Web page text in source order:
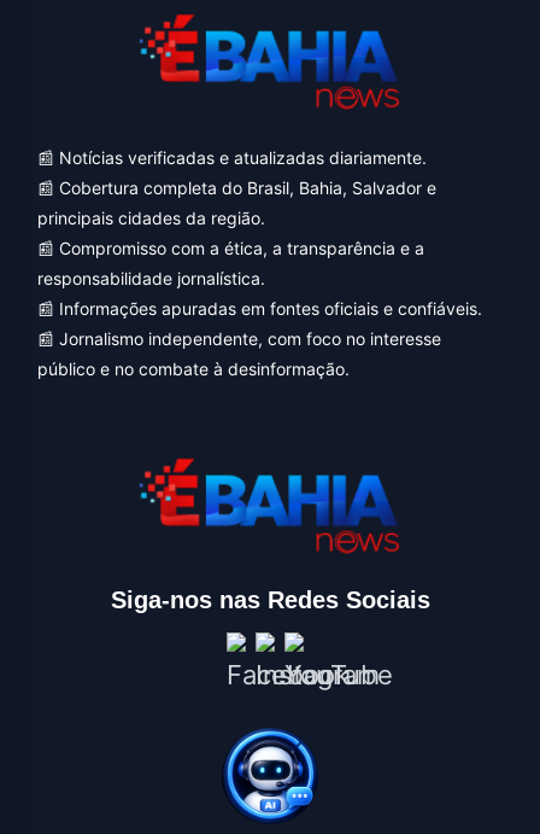
📰 Notícias verificadas e atualizadas diariamente.
📰 Cobertura completa do Brasil, Bahia, Salvador e
principais cidades da região.
📰 Compromisso com a ética, a transparência e a
responsabilidade jornalística.
📰 Informações apuradas em fontes oficiais e confiáveis.
📰 Jornalismo independente, com foco no interesse
público e no combate à desinformação.
Siga-nos nas Redes Sociais